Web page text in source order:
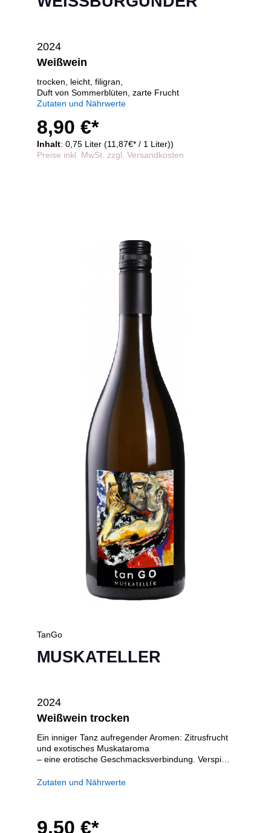
2024
Weißwein
trocken, leicht, filigran,
Duft von Sommerblüten, zarte Frucht
Zutaten und Nährwerte
8,90 €*
Inhalt: 0,75 Liter (11,87€* / 1 Liter))
Preise inkl. MwSt. zzgl. Versandkosten
TanGo
MUSKATELLER
2024
Weißwein trocken
Ein inniger Tanz aufregender Aromen: Zitrusfrucht
und exotisches Muskataroma
– eine erotische Geschmacksverbindung. Verspielt
im Sommer, anregend und überraschend.
Zutaten und Nährwerte
9,50 €*